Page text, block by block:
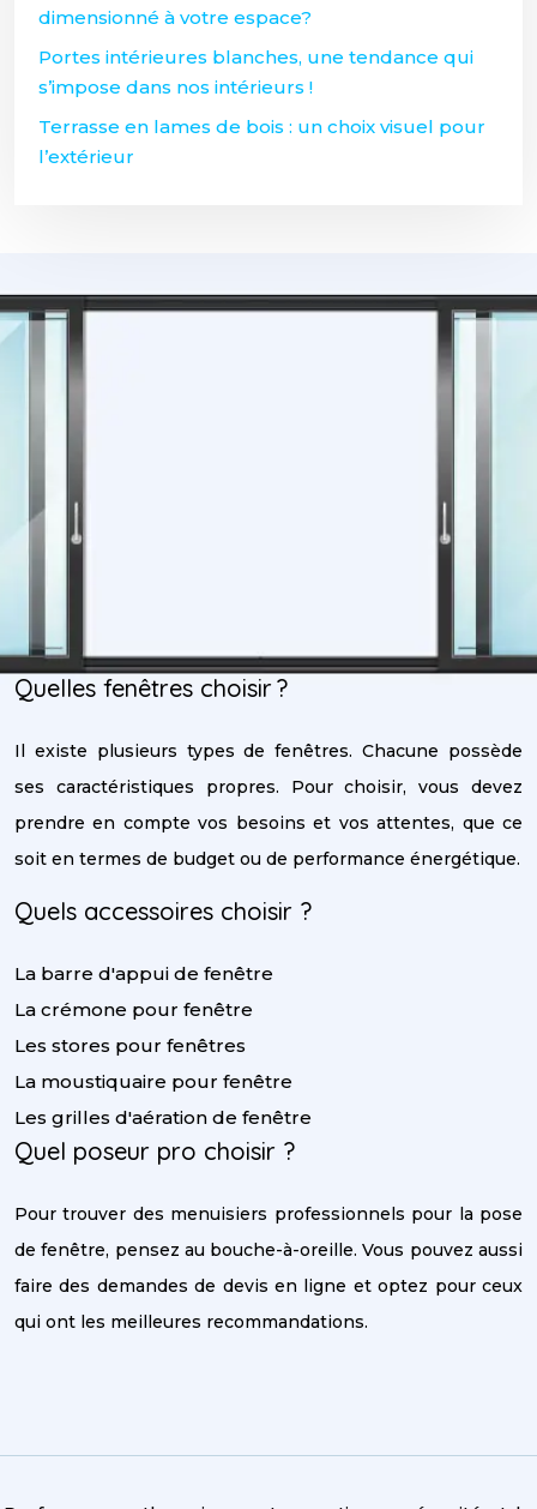
dimensionné à votre espace?
Portes intérieures blanches, une tendance qui
s’impose dans nos intérieurs !
Terrasse en lames de bois : un choix visuel pour
l’extérieur
Quelles fenêtres choisir ?
Il existe plusieurs types de fenêtres. Chacune possède
ses caractéristiques propres. Pour choisir, vous devez
prendre en compte vos besoins et vos attentes, que ce
soit en termes de budget ou de performance énergétique.
Quels accessoires choisir ?
La barre d'appui de fenêtre
La crémone pour fenêtre
Les stores pour fenêtres
La moustiquaire pour fenêtre
Les grilles d'aération de fenêtre
Quel poseur pro choisir ?
Pour trouver des menuisiers professionnels pour la pose
de fenêtre, pensez au bouche-à-oreille. Vous pouvez aussi
faire des demandes de devis en ligne et optez pour ceux
qui ont les meilleures recommandations.